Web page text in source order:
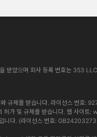
받았으며 회사 등록 번호는
제를 받습니다. 라이선스 번호:
가 및 규제를 받습니다. 웹 사이트:
니다. (라이선스 번호: